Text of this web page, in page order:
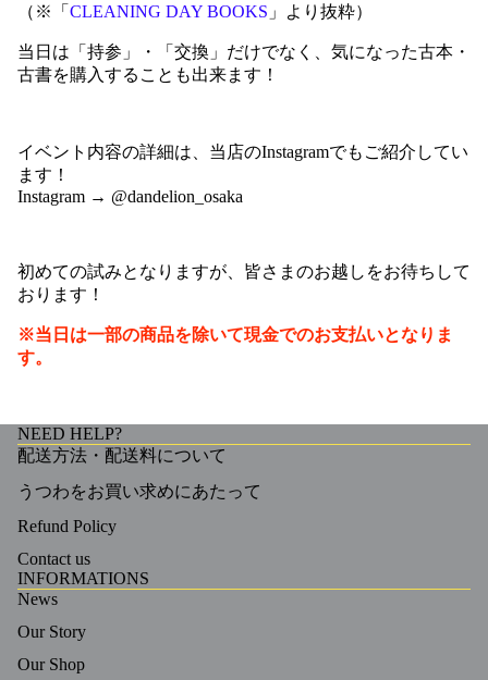
（※「 CLEANING DAY BOOKS 」より抜粋）
当日は「持参」・「交換」だけでなく、気になった古本・
古書を購入することも出来ます！
イベント内容の詳細は、当店のInstagramでもご紹介してい
ます！
Instagram → @dandelion_osaka
初めての試みとなりますが、皆さまのお越しをお待ちして
おります！
※当日は一部の商品を除いて現金でのお支払いとなりま
す。
NEED HELP?
配送方法・配送料について
うつわをお買い求めにあたって
Refund Policy
Contact us
INFORMATIONS
News
Our Story
Our Shop